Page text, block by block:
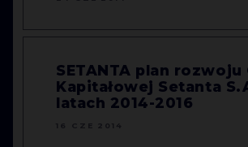
SETANTA plan rozwoju
Kapitałowej Setanta
latach 2014-2016